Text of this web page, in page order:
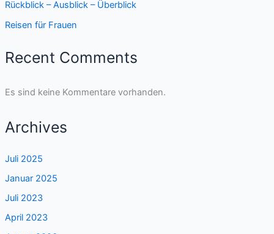
Rückblick – Ausblick – Überblick
Reisen für Frauen
Recent Comments
Es sind keine Kommentare vorhanden.
Archives
Juli 2025
Januar 2025
Juli 2023
April 2023